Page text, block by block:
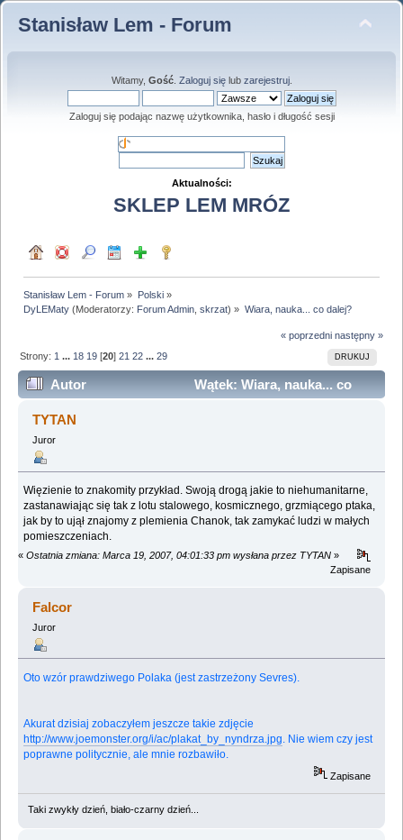
Stanisław Lem - Forum
Witamy, Gość. Zaloguj sięlub zarejestruj.
Zaloguj się podając nazwę użytkownika, hasło i długość sesji
Aktualności:
SKLEP LEM MRÓZ
Stanisław Lem - Forum » Polski»
DyLEMaty (Moderatorzy: Forum Admin ,skrzat) » Wiara, nauka... co dalej?
« poprzedni następny »
DRUKUJ
Strony: 1 ... 18 19 [20]21 22 ...29
Autor
Wątek: Wiara, nauka... co
dalej? (Przeczytany 478548 razy)
TYTAN
Juror
Więzienie to znakomity przykład. Swoją drogą jakie to niehumanitarne,
zastanawiając się tak z lotu stalowego, kosmicznego, grzmiącego ptaka,
jak by to ujął znajomy z plemienia Chanok, tak zamykać ludzi w małych
pomieszczeniach.
« Ostatnia zmiana: Marca 19, 2007, 04:01:33 pm wysłana przez TYTAN »
Zapisane
Falcor
Juror
Oto wzór prawdziwego Polaka (jest zastrzeżony Sevres).
Akurat dzisiaj zobaczyłem jeszcze takie zdjęcie
http://www.joemonster.org/i/ac/plakat_by_nyndrza.jpg . Nie wiem czy jest
poprawne politycznie, ale mnie rozbawiło.
Zapisane
Taki zwykły dzień, biało-czarny dzień...